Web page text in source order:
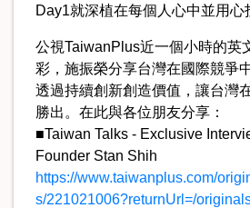
Day1就深植在每個人心中並用心
公視TaiwanPlus近一個小時的英
彩，施振榮分享台灣在國際競爭
透過持續創新創造價值，讓台灣
勝出。在此與各位朋友分享：
■Taiwan Talks - Exclusive
Founder Stan Shih
https://www.taiwanplus.com/
s/221021006?returnUrl=/